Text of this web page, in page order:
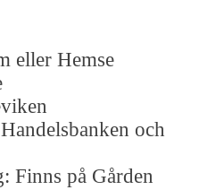
eller Hemse
och
Finns på Gården